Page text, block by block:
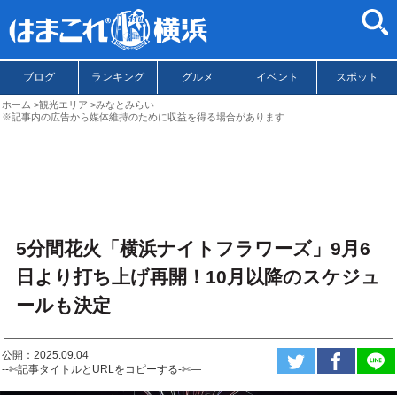
ブログ ランキング グルメ イベント スポット
ホーム 観光エリア
みなとみらい
※記事内の広告から媒体維持のために収益を得る場合があります
5分間花火「横浜ナイトフラワーズ」9月6
日より打ち上げ再開！10月以降のスケジュ
ールも決定
公開：2025.09.04
--✄記事タイトルとURLをコピーする-✄—